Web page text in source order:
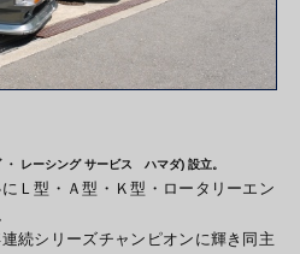
レーシング サービス ハマダ) 設立。
Ｌ型・Ａ型・Ｋ型・ロータリーエン
続シリーズチャンピオンに輝き同主